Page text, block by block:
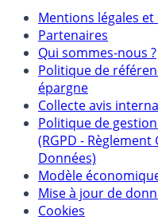
Mentions
Mentions légales et
Partenaires
Qui sommes-nous ?
Politique de
épargne
Collecte avis
Politique de
(RGPD - Règlement
Données)
Modèle économique